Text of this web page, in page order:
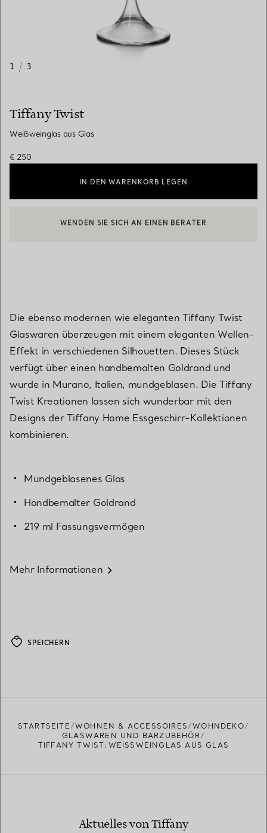
1 / 3
Tiffany Twist
Weißweinglas aus Glas
€ 250
IN DEN WARENKORB LEGEN
WENDEN SIE SICH AN EINEN BERATER
Die ebenso modernen wie eleganten Tiffany Twist
Glaswaren überzeugen mit einem eleganten Wellen-
Effekt in verschiedenen Silhouetten. Dieses Stück
verfügt über einen handbemalten Goldrand und
wurde in Murano, Italien, mundgeblasen. Die Tiffany
Twist Kreationen lassen sich wunderbar mit den
Designs der Tiffany Home Essgeschirr-Kollektionen
kombinieren.
Mundgeblasenes Glas
Handbemalter Goldrand
219 ml Fassungsvermögen
Mehr Informationen
SPEICHERN
STARTSEITE WOHNEN & ACCESSOIRES
WOHNDEKO
GLASWAREN UND BARZUBEHÖR
TIFFANY TWIST:WEISSWEINGLAS AUS GLAS
Aktuelles von Tiffany